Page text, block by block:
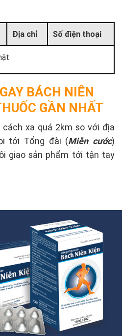
Địa chỉ Số điện thoại
BÁCH NIÊN
GẦN NHẤT
xa quá 2km so với địa
tới Tổng đài (Miễn cước)
giao sản phẩm tới tận tay